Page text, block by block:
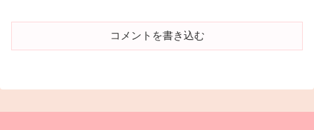
コメントを書き込む